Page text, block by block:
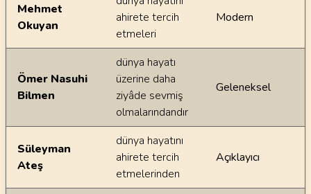
Mehmet
Okuyan
ahirete tercih
etmeleri
Modern
Ömer Nasuhi
Bilmen
dünya hayatı
üzerine daha
ziyâde sevmiş
olmalarındandır
Geleneksel
Süleyman
Ateş
dünya hayatını
ahirete tercih
etmelerinden
Açıklayıcı